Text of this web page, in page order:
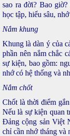
sao ra đời? Bao
học tập, hiểu sâu,
Nắm khung
Khung là dàn ý của
phần nên nắm chắc
sự kiện, bao gồm:
nhớ có hệ thống và
Nắm chốt
Chốt là thời điểm
Nếu là sự kiện quan
Đảng cộng sản Việt
chỉ cần nhớ tháng và